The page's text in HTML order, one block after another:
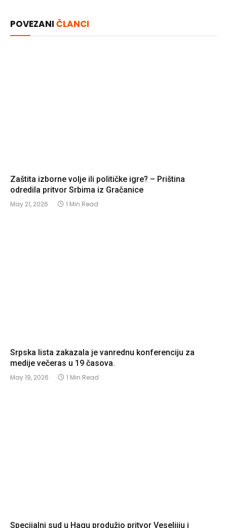
POVEZANI ČLANCI
Zaštita izborne volje ili političke igre? – Priština
odredila pritvor Srbima iz Gračanice
May 21, 2026 1 Min Read
Srpska lista zakazala je vanrednu konferenciju za
medije večeras u 19 časova.
May 19, 2026 1 Min Read
Specijalni sud u Hagu produžio pritvor Veseljiju i